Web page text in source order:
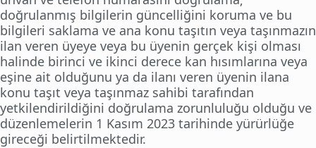
doğrulanmış bilgilerin güncelliğini koruma ve bu
bilgileri saklama ve ana konu taşıtın veya taşınmazın
ilan veren üyeye veya bu üyenin gerçek kişi olması
halinde birinci ve ikinci derece kan hısımlarına veya
eşine ait olduğunu ya da ilanı veren üyenin ilana
konu taşıt veya taşınmaz sahibi tarafından
yetkilendirildiğini doğrulama zorunluluğu olduğu ve
düzenlemelerin 1 Kasım 2023 tarihinde yürürlüğe
gireceği belirtilmektedir.